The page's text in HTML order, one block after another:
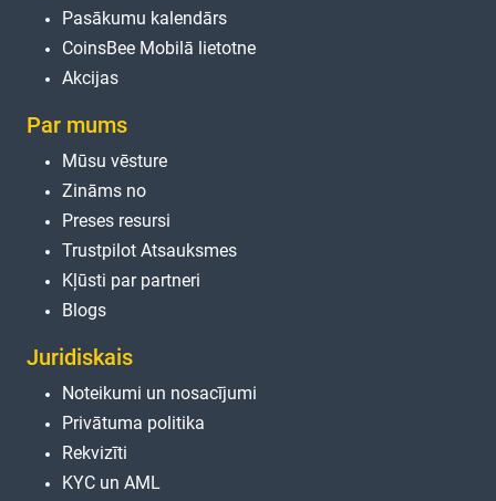
Pasākumu kalendārs
CoinsBee Mobilā lietotne
Akcijas
Par mums
Mūsu vēsture
Zināms no
Preses resursi
Trustpilot Atsauksmes
Kļūsti par partneri
Blogs
Juridiskais
Noteikumi un nosacījumi
Privātuma politika
Rekvizīti
KYC un AML